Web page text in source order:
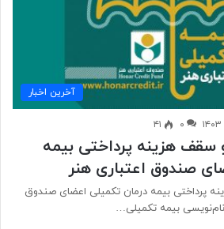
آخرین اخبار
۰ ۴۱
هزینه پرداختی بیمه
صندوق اعتباری هنر
پرداختی بیمه درمان تکمیلی اعضای صندوق
نام‌نویسی بیمه تکمیلی…